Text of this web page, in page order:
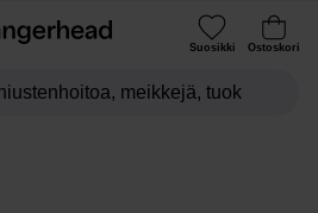
Suosikki Ostoskori